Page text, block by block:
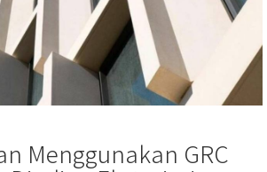
Menggunakan GRC